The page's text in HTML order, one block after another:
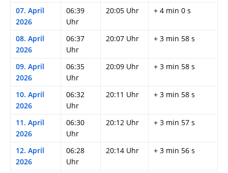
07. April
2026
06:39
Uhr
20:05 Uhr + 4 min 0 s
08. April
2026
06:37
Uhr
20:07 Uhr + 3 min 58 s
09. April
2026
06:35
Uhr
20:09 Uhr + 3 min 58 s
10. April
2026
06:32
Uhr
20:11 Uhr + 3 min 58 s
11. April
2026
06:30
Uhr
20:12 Uhr + 3 min 57 s
12. April
2026
06:28
Uhr
20:14 Uhr + 3 min 56 s